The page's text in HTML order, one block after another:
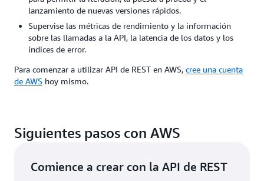
lanzamiento de nuevas versiones rápidos.
Supervise las métricas de rendimiento y la información
sobre las llamadas a la API, la latencia de los datos y los
índices de error.
Para comenzar a utilizar API de REST en AWS, cree una cuenta
de AWS hoy mismo.
Siguientes pasos con AWS
Comience a crear con la API de REST